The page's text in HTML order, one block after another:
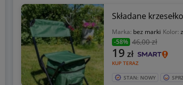
Składane
Marka: bez marki Kolor:
-58% 46,00 zł
KUP TERAZ
19 zł
STAN: NOWY